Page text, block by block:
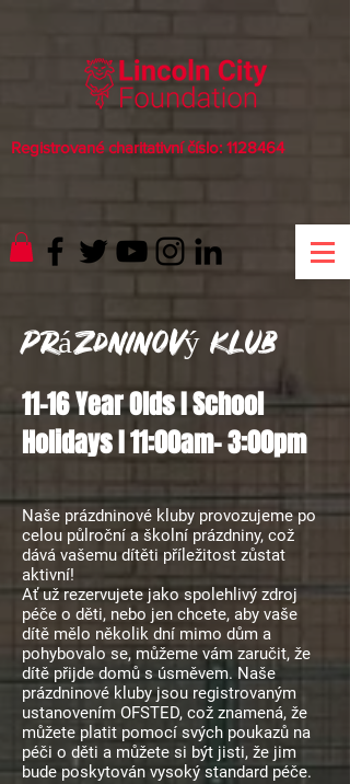
Registrované charitativní číslo: 1128464
Prázdninový klub
11-16 Year Olds I School
Holidays I 11:00am- 3:00pm
Naše prázdninové kluby provozujeme po
celou půlroční a školní prázdniny, což
dává vašemu dítěti příležitost zůstat
aktivní!
Ať už rezervujete jako spolehlivý zdroj
péče o děti, nebo jen chcete, aby vaše
dítě mělo několik dní mimo dům a
pohybovalo se, můžeme vám zaručit, že
dítě přijde domů s úsměvem. Naše
prázdninové kluby jsou registrovaným
ustanovením OFSTED, což znamená, že
můžete platit pomocí svých poukazů na
péči o děti a můžete si být jisti, že jim
bude poskytován vysoký standard péče.